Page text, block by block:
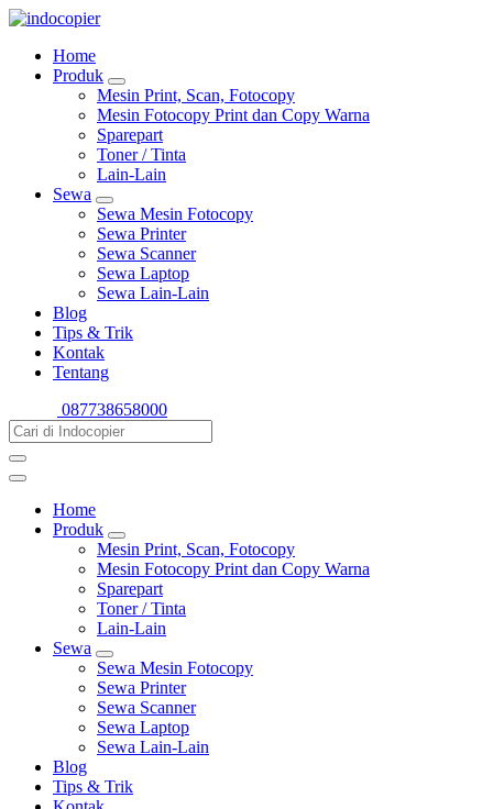
Home
Produk
Mesin Print, Scan, Fotocopy
Mesin Fotocopy Print dan Copy Warna
Sparepart
Toner / Tinta
Lain-Lain
Sewa
Sewa Mesin Fotocopy
Sewa Printer
Sewa Scanner
Sewa Laptop
Sewa Lain-Lain
Blog
Tips & Trik
Kontak
Tentang
087738658000
Home
Produk
Mesin Print, Scan, Fotocopy
Mesin Fotocopy Print dan Copy Warna
Sparepart
Toner / Tinta
Lain-Lain
Sewa
Sewa Mesin Fotocopy
Sewa Printer
Sewa Scanner
Sewa Laptop
Sewa Lain-Lain
Blog
Tips & Trik